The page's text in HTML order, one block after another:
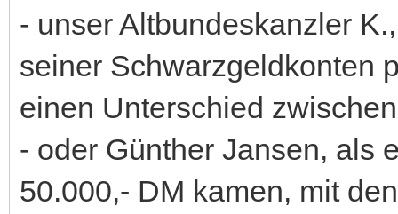
- unser Altbundeskanzler
seiner Schwarzgeldkonten
einen Unterschied
- oder Günther Jansen, als
50.000,- DM kamen, mit